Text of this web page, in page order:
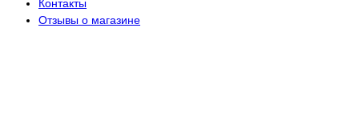
Контакты
Отзывы о магазине